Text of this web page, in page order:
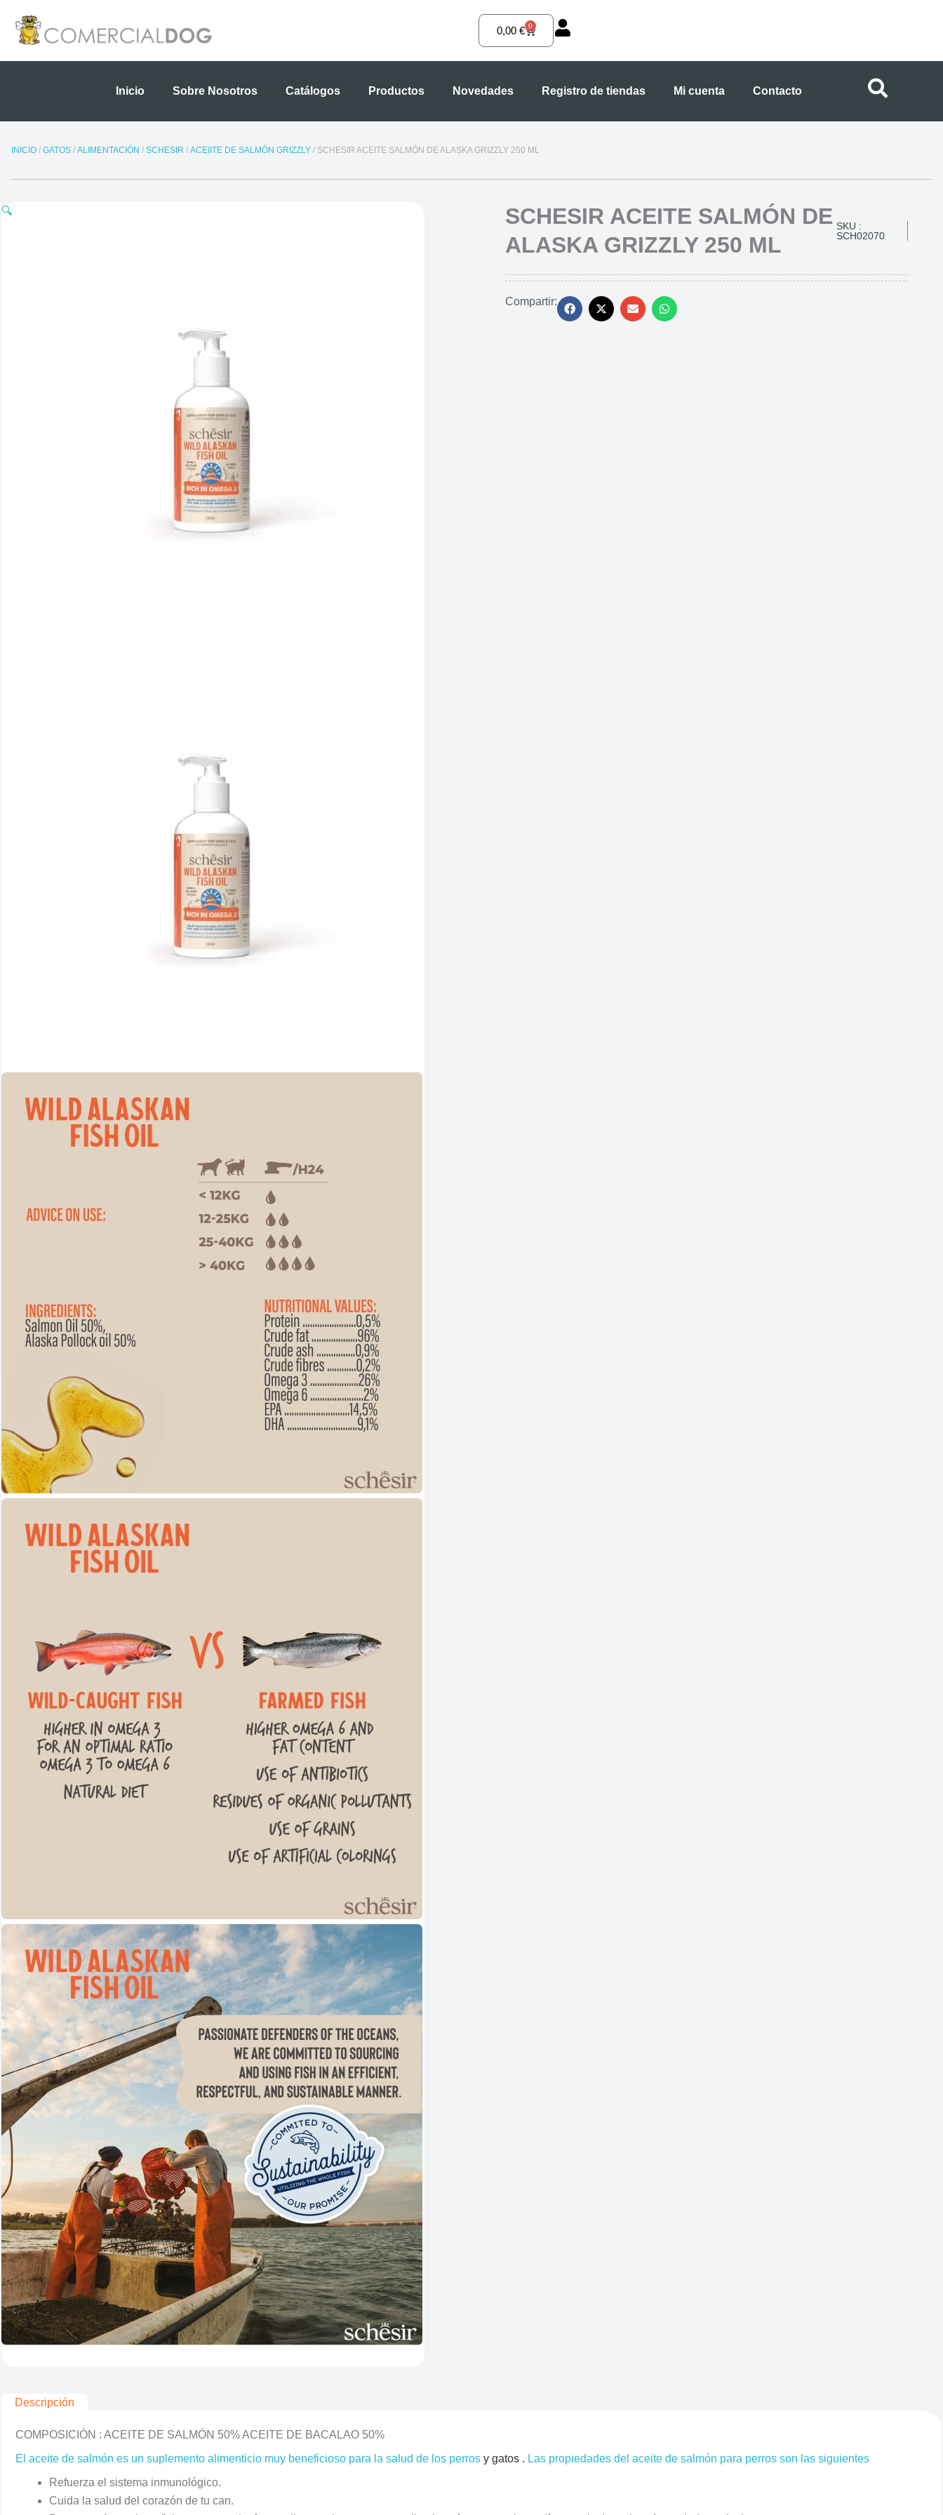
contenido
0,00 € 0
Carrito
Inicio Sobre Nosotros Catálogos Productos Novedades Registro de tiendas Mi cuenta Contacto
INICIO / GATOS / ALIMENTACIÓN / SCHESIR / ACEIITE DE SALMÓN GRIZZLY / SCHESIR ACEITE SALMÓN DE ALASKA GRIZZLY 250 ML
🔍
SCHESIR ACEITE SALMÓN DE
ALASKA GRIZZLY 250 ML
SKU :
SCH02070
Compartir:
Descripción
COMPOSICIÓN : ACEITE DE SALMÓN 50% ACEITE DE BACALAO 50%
El aceite de salmón es un suplemento alimenticio muy beneficioso para la salud de los perros y gatos . Las propiedades del aceite de salmón para perros son las siguientes
Refuerza el sistema inmunológico.
Cuida la salud del corazón de tu can.